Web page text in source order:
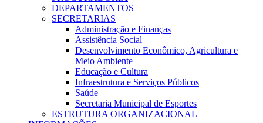
DEPARTAMENTOS
SECRETARIAS
Administração e Finanças
Assistência Social
Desenvolvimento Econômico, Agricultura e
Meio Ambiente
Educação e Cultura
Infraestrutura e Serviços Públicos
Saúde
Secretaria Municipal de Esportes
ESTRUTURA ORGANIZACIONAL